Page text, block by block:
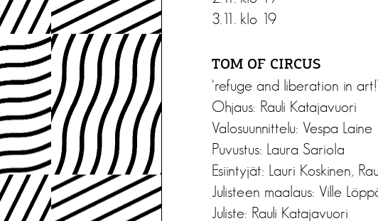
3.11. klo 19
TOM OF CIRCUS
‘refuge and liberation in art!’
Ohjaus: Rauli Katajavuori
Valosuunnittelu: Vespa Laine
Puvustus: Laura Sariola
Esiintyjät: Lauri Koskinen,
Julisteen maalaus: Ville
Juliste: Rauli Katajavuori